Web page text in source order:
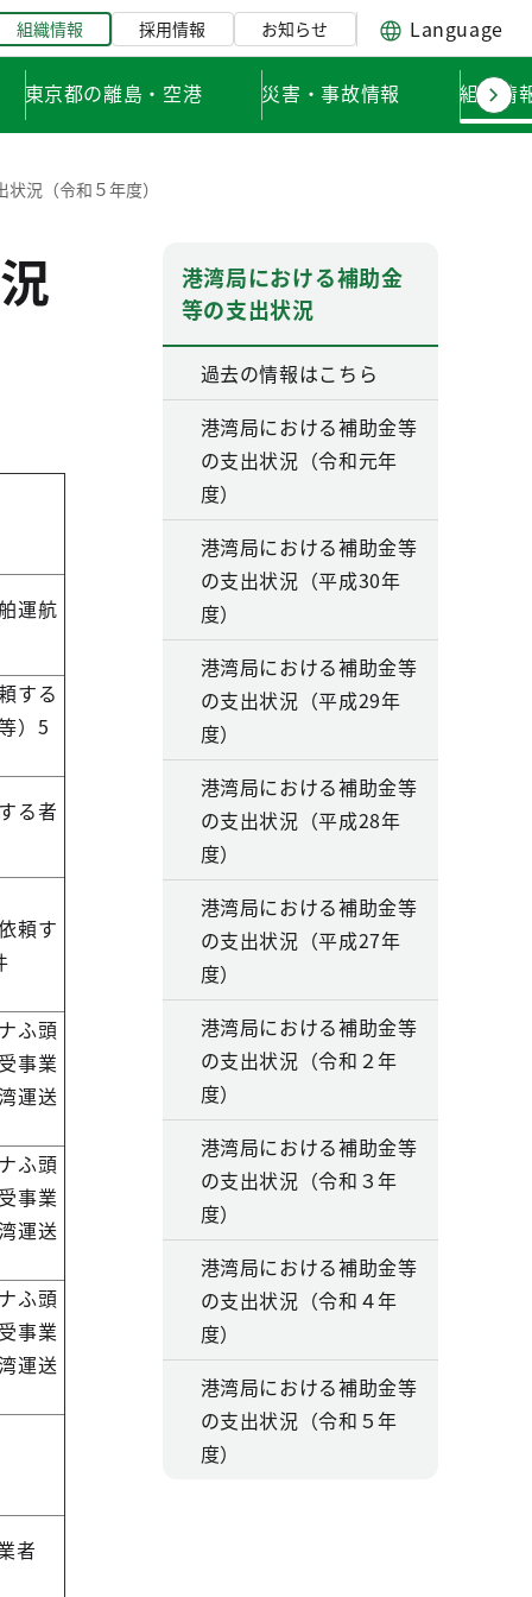
組織情報 採用情報 お知らせ Language
東京都の離島・空港 災害・事故情報 組織情
況（令和５年度）
運航
する
）5
る者
頼す
ふ頭
事業
運送
ふ頭
事業
運送
ふ頭
事業
運送
者
港湾局における補助金
等の支出状況
過去の情報はこちら
港湾局における補助金等
の支出状況（令和元年
度）
港湾局における補助金等
の支出状況（平成30年
度）
港湾局における補助金等
の支出状況（平成29年
度）
港湾局における補助金等
の支出状況（平成28年
度）
港湾局における補助金等
の支出状況（平成27年
度）
港湾局における補助金等
の支出状況（令和２年
度）
港湾局における補助金等
の支出状況（令和３年
度）
港湾局における補助金等
の支出状況（令和４年
度）
港湾局における補助金等
の支出状況（令和５年
度）